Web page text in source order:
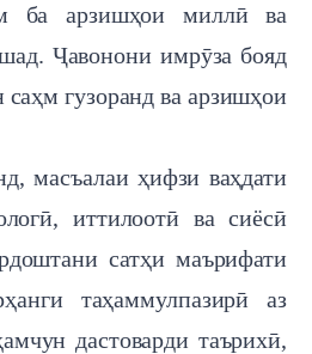
ба арзишҳои миллӣ ва
Ҷавонони имрӯза бояд
гузоранд ва арзишҳои
масъалаи ҳифзи ваҳдати
иттилоотӣ ва сиёсӣ
сатҳи маърифати
таҳаммулпазирӣ аз
дастоварди таърихӣ,